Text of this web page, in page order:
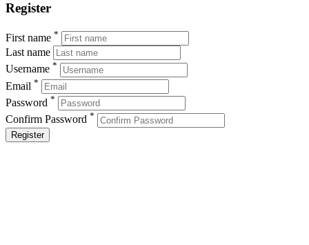
Register
First name *
Last name
Username *
Email *
Password *
Confirm Password *
Register